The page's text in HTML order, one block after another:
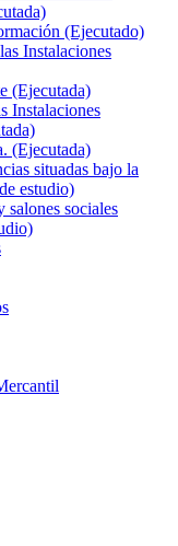
(Ejecutado)
Instalaciones
(Ejecutada)
Instalaciones
(Ejecutada)
situadas bajo la
estudio)
salones sociales